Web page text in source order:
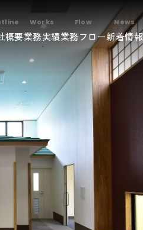
概要業務実績業務フロー新着情報